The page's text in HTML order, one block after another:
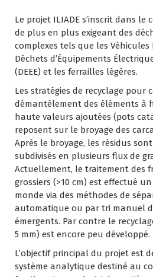
Le projet ILIADE s’inscrit dans le
de plus en plus exigeant des
complexes tels que les Véhicules
Déchets d’Équipements
(DEEE) et les ferrailles légères.
Les stratégies de recyclage pour
démantèlement des éléments à
haute valeurs ajoutées (pots
reposent sur le broyage des
Après le broyage, les résidus
subdivisés en plusieurs flux de
Actuellement, le traitement des
grossiers (>10 cm) est effectué
monde via des méthodes de
automatique ou par tri manuel
émergents. Par contre le
5 mm) est encore peu développé.
L’objectif principal du projet est
système analytique destiné au